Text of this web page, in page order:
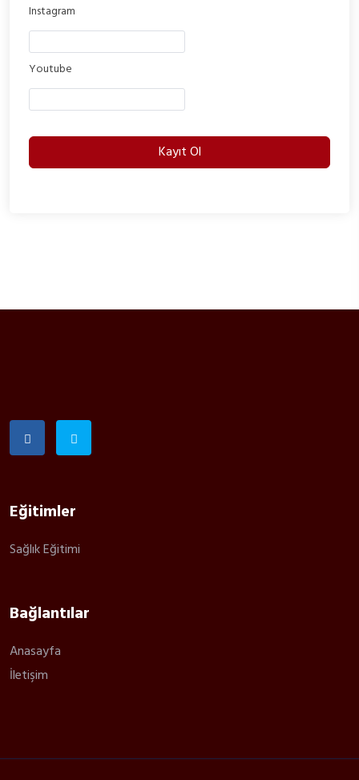
Instagram
Youtube
Kayıt Ol
Eğitimler
Sağlık Eğitimi
Bağlantılar
Anasayfa
İletişim